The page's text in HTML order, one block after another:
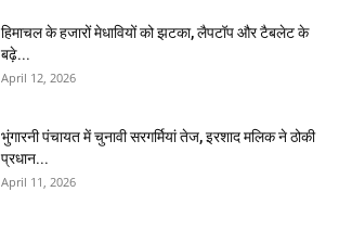
हिमाचल के हजारों मेधावियों को झटका, लैपटॉप और टैबलेट के
बढ़े...
April 12, 2026
भुंगारनी पंचायत में चुनावी सरगर्मियां तेज, इरशाद मलिक ने ठोकी
प्रधान...
April 11, 2026